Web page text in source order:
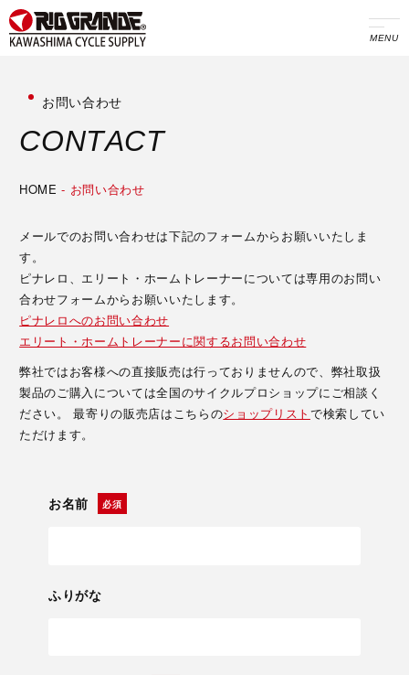
MENU
お問い合わせ
CONTACT
HOME - お問い合わせ
メールでのお問い合わせは下記のフォームからお願いいたしま
す。
ピナレロ、エリート・ホームトレーナーについては専用のお問い
合わせフォームからお願いいたします。
ピナレロへのお問い合わせ
エリート・ホームトレーナーに関するお問い合わせ
弊社ではお客様への直接販売は行っておりませんので、弊社取扱
製品のご購入については全国のサイクルプロショップにご相談く
ださい。 最寄りの販売店はこちらのショップリスト で検索してい
ただけます。
お名前
ふりがな